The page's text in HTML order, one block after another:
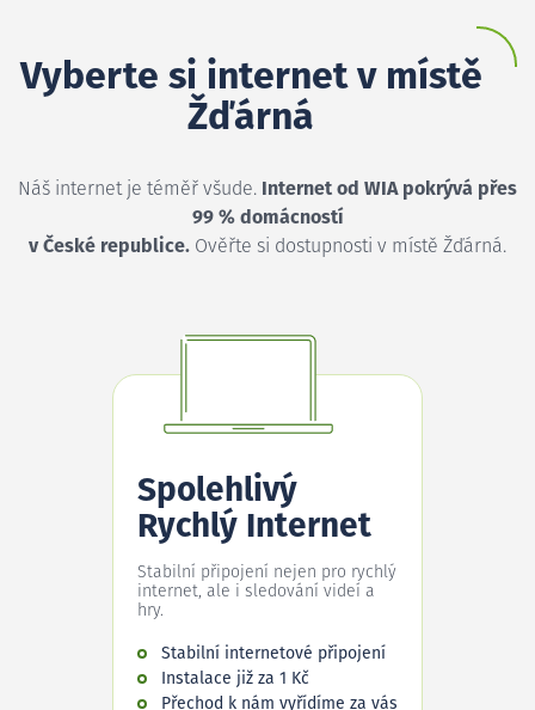
Vyberte si internet v místě
Žďárná
Náš internet je téměř všude. Internet od WIA pokrývá přes
99 % domácností
v České republice. Ověřte si dostupnosti v místě Žďárná.
Spolehlivý
Rychlý Internet
Stabilní připojení nejen pro rychlý
internet, ale i sledování videí a
hry.
Stabilní internetové připojení
Instalace již za 1 Kč
Přechod k nám vyřídíme za vás